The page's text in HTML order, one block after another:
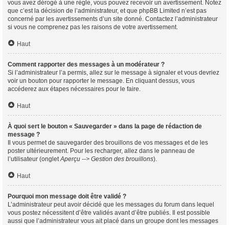
vous avez dérogé à une règle, vous pouvez recevoir un avertissement. Notez
que c’est la décision de l’administrateur, et que phpBB Limited n’est pas
concerné par les avertissements d’un site donné. Contactez l’administrateur
si vous ne comprenez pas les raisons de votre avertissement.
Haut
Comment rapporter des messages à un modérateur ?
Si l’administrateur l’a permis, allez sur le message à signaler et vous devriez
voir un bouton pour rapporter le message. En cliquant dessus, vous
accéderez aux étapes nécessaires pour le faire.
Haut
À quoi sert le bouton « Sauvegarder » dans la page de rédaction de
message ?
Il vous permet de sauvegarder des brouillons de vos messages et de les
poster ultérieurement. Pour les recharger, allez dans le panneau de
l’utilisateur (ongletAperçu --> Gestion des brouillons).
Haut
Pourquoi mon message doit être validé ?
L’administrateur peut avoir décidé que les messages du forum dans lequel
vous postez nécessitent d’être validés avant d’être publiés. Il est possible
aussi que l’administrateur vous ait placé dans un groupe dont les messages